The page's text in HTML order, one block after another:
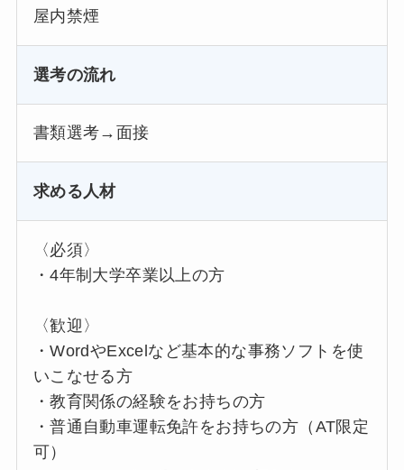
屋内禁煙
選考の流れ
書類選考→面接
求める人材
〈必須〉
・4年制大学卒業以上の方
〈歓迎〉
・WordやExcelなど基本的な事務ソフトを使
いこなせる方
・教育関係の経験をお持ちの方
・普通自動車運転免許をお持ちの方（AT限定
可）